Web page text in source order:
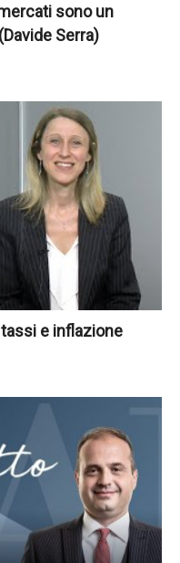
sono un
Serra)
e inflazione